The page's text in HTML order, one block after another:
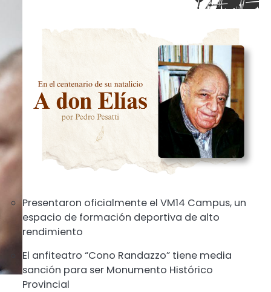
Presentaron oficialmente el VM14 Campus, un
espacio de formación deportiva de alto
rendimiento
El anfiteatro “Cono Randazzo” tiene media
sanción para ser Monumento Histórico
Provincial